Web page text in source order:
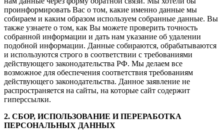
проинформировать Вас о том, какие именно данные мы
собираем и каким образом используем собранные данные. Вы
также узнаете о том, как Вы можете проверить точность
собранной информации и дать нам указание об удалении
подобной информации. Данные собираются, обрабатываются
и используются строго в соответствии с требованиями
действующего законодательства РФ. Мы делаем все
возможное для обеспечения соответствия требованиям
действующего законодательства. Данное заявление не
распространяется на сайты, на которые сайт содержит
гиперссылки.
2. СБОР, ИСПОЛЬЗОВАНИЕ И ПЕРЕРАБОТКА
ПЕРСОНАЛЬНЫХ ДАННЫХ